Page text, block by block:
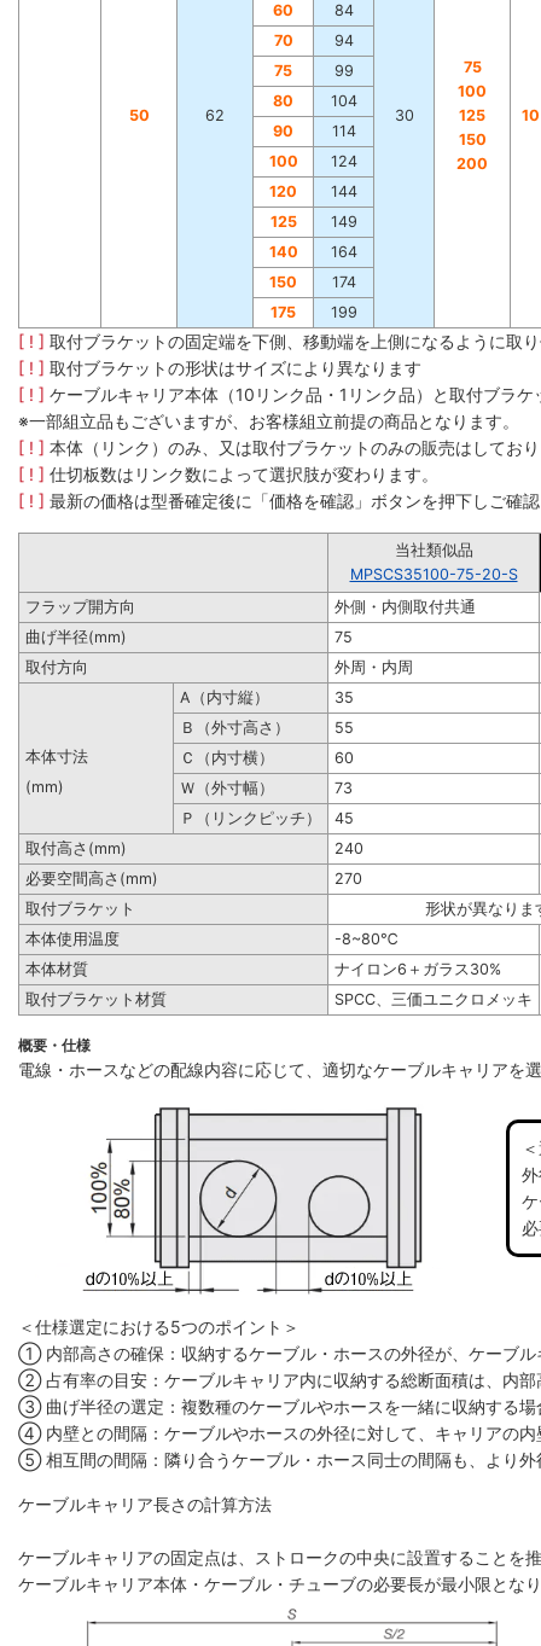
50 62 30
75
100
125
150
200
60
84
70
94
75
99
80
104
90
114
100
124
120
144
125
149
140
164
150
174
175
199
[ ! ] 取付ブラケットの固定端を下側、移動端を上側になるように取
[ ! ] 取付ブラケットの形状はサイズにより異なります
[ ! ] ケーブルキャリア本体（10リンク品・1リンク品）と取付ブラ
※一部組立品もございますが、お客様組立前提の商品となります。
[ ! ] 本体（リンク）のみ、又は取付ブラケットのみの販売はしてお
[ ! ] 仕切板数はリンク数によって選択肢が変わります。
[ ! ] 最新の価格は型番確定後に「価格を確認」ボタンを押下しご確
当社類似品
MPSCS35100-75-20-S
フラップ開方向
外側・内側取付共通
曲げ半径(mm)
75
取付方向
外周・内周
A（内寸縦）
35
Ｂ（外寸高さ）
55
本体寸法
Ｃ（内寸横）
60
(mm)
Ｗ（外寸幅）
73
Ｐ（リンクピッチ）
45
取付高さ(mm)
240
必要空間高さ(mm)
270
取付ブラケット
形状が異なりま
本体使用温度
-8~80℃
本体材質
ナイロン6＋ガラス30%
取付ブラケット材質
SPCC、三価ユニクロメッキ
概要・仕様
電線・ホースなどの配線内容に応じて、適切なケーブルキャリアを
＜仕様選定における5つのポイント＞
① 内部高さの確保：収納するケーブル・ホースの外径が、ケーブ
② 占有率の目安：ケーブルキャリア内に収納する総断面積は、内
③ 曲げ半径の選定：複数種のケーブルやホースを一緒に収納する
④ 内壁との間隔：ケーブルやホースの外径に対して、キャリアの
⑤ 相互間の間隔：隣り合うケーブル・ホース同士の間隔も、より
ケーブルキャリア長さの計算方法
ケーブルキャリアの固定点は、ストロークの中央に設置することを
ケーブルキャリア本体・ケーブル・チューブの必要長が最小限とな